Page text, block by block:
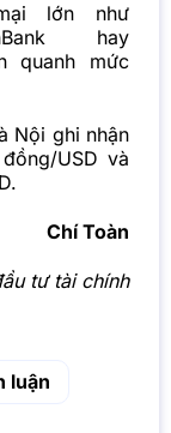
lớn như
hay
quanh mức
Nội ghi nhận
USD và
Chí Toàn
tư tài chính
luận